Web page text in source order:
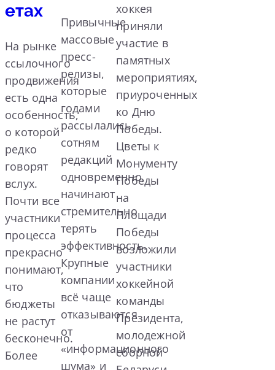
етах
На рынке
ссылочного
продвижения
есть одна
особенность,
о которой
редко
говорят
вслух.
Почти все
участники
процесса
прекрасно
понимают,
что
бюджеты
не растут
бесконечно.
Более
Привычные
массовые
пресс-
релизы,
которые
годами
рассылались
сотням
редакций
одновременно,
начинают
стремительно
терять
эффективность.
Крупные
компании
всё чаще
отказываются
от
«информационного
шума» и
хоккея
приняли
участие в
памятных
мероприятиях,
приуроченных
ко Дню
Победы.
Цветы к
Монументу
Победы
на
Площади
Победы
возложили
участники
хоккейной
команды
Президента,
молодежной
сборной